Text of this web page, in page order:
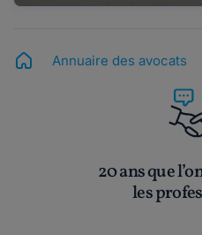
Annuaire des avocats
20 ans que
les